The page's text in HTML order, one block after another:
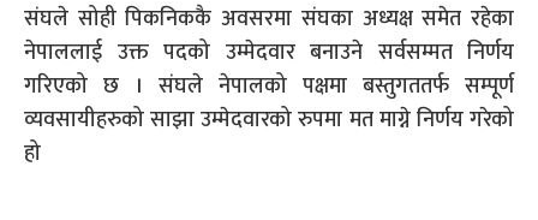
संघले सोही पिकनिककै अवसरमा संघका अध्यक्ष समेत रहेका
नेपाललाई उक्त पदको उम्मेदवार बनाउने सर्वसम्मत निर्णय
गरिएको छ । संघले नेपालको पक्षमा बस्तुगततर्फ सम्पूर्ण
व्यवसायीहरुको साझा उम्मेदवारको रुपमा मत माग्ने निर्णय गरेको
हो